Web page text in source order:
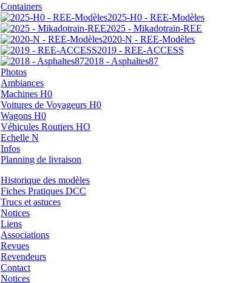
Containers
2025-H0 - REE-Modèles
2025 - Mikadotrain-REE
2020-N - REE-Modèles
2019 - REE-ACCESS
2018 - Asphaltes87
Photos
Ambiances
Machines H0
Voitures de Voyageurs H0
Wagons H0
Véhicules Routiers HO
Echelle N
Infos
Planning de livraison
Historique des modèles
Fiches Pratiques DCC
Trucs et astuces
Notices
Liens
Associations
Revues
Revendeurs
Contact
Notices